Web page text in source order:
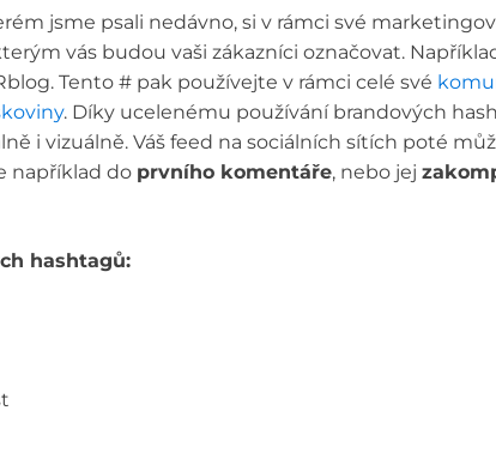
jsme psali nedávno, si v rámci své
vás budou vaši zákazníci označovat.
Tento # pak používejte v rámci celé své
. Díky ucelenému používání brandových
i vizuálně. Váš feed na sociálních sítích poté
například do prvního komentáře, nebo jej
hashtagů: